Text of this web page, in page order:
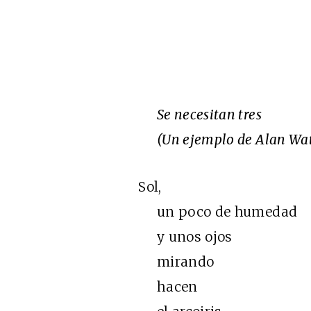
Se necesitan tres
(Un ejemplo de Alan
Sol,
un poco de humedad
y unos ojos
mirando
hacen